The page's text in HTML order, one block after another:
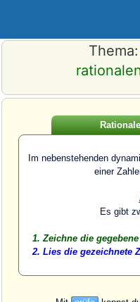
Im nebenstehenden
einer
Es gibt
Zeichne die
Lies die gezeichnete
Thema: